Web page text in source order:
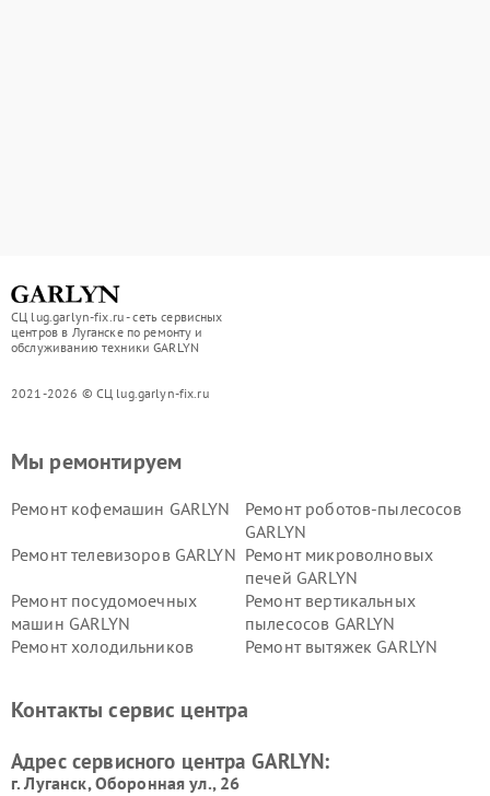
СЦ lug.garlyn-fix.ru - сеть сервисных
центров в Луганске по ремонту и
обслуживанию техники GARLYN
2021-2026 © СЦ lug.garlyn-fix.ru
Мы ремонтируем
Ремонт кофемашин GARLYN
Ремонт роботов-пылесосов
GARLYN
Ремонт телевизоров GARLYN Ремонт микроволновых
печей GARLYN
Ремонт посудомоечных
машин GARLYN
Ремонт вертикальных
пылесосов GARLYN
Ремонт холодильников
Ремонт вытяжек GARLYN
стеклоочистителей GARLYN
GARLYN
GARLYN
Контакты сервис центра
Адрес сервисного центра GARLYN:
г. Луганск, Оборонная ул., 26